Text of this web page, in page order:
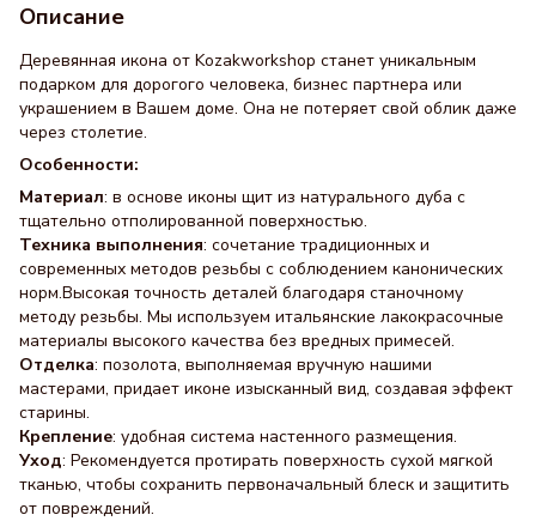
Описание
Деревянная икона от Kozakworkshop станет уникальным
подарком для дорогого человека, бизнес партнера или
украшением в Вашем доме. Она не потеряет свой облик даже
через столетие.
Особенности:
Материал: в основе иконы щит из натурального дуба с
тщательно отполированной поверхностью.
Техника выполнения: сочетание традиционных и
современных методов резьбы с соблюдением канонических
норм.Высокая точность деталей благодаря станочному
методу резьбы. Мы используем итальянские лакокрасочные
материалы высокого качества без вредных примесей.
Отделка: позолота, выполняемая вручную нашими
мастерами, придает иконе изысканный вид, создавая эффект
старины.
Крепление: удобная система настенного размещения.
Уход: Рекомендуется протирать поверхность сухой мягкой
тканью, чтобы сохранить первоначальный блеск и защитить
от повреждений.